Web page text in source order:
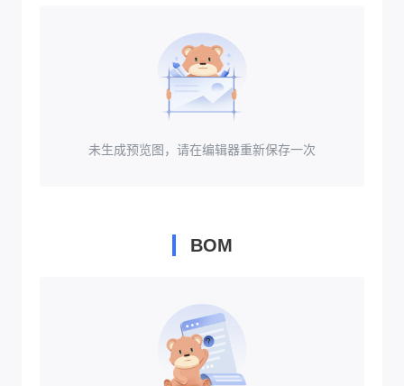
未生成预览图，请在编辑器重新保存一次
BOM